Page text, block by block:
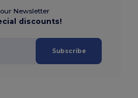
Newsletter
discounts!
Subscribe